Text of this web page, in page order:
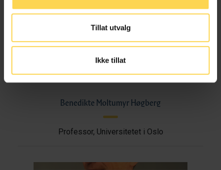
Tillat utvalg
Ikke tillat
Benedikte Moltumyr Høgberg
Professor, Universitetet i Oslo